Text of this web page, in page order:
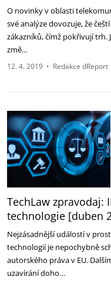
O novinky v oblasti
své analýze dovozuje, že
zákazníků, čímž pokřivují trh.
změ…
12. 4. 2019 • Redakce dReport
TechLaw zpravodaj:
technologie [duben
Nejzásadnější událostí v
technologií je nepochybně
autorského práva v EU.
uzavírání doho…